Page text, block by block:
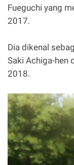
Fueguchi yang
2017.
Dia dikenal
Saki Achiga-hen
2018.